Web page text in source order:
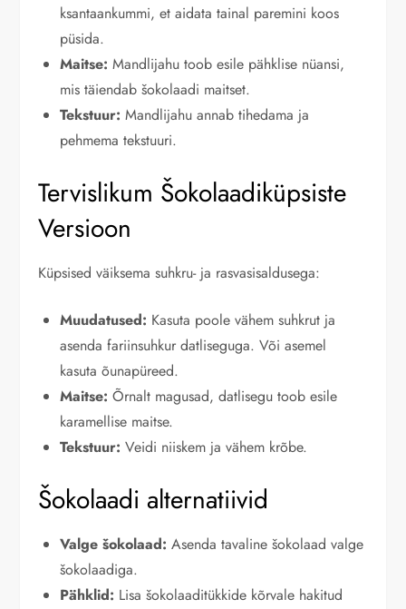
ksantaankummi, et aidata tainal paremini koos
püsida.
Maitse: Mandlijahu toob esile pähklise nüansi,
mis täiendab šokolaadi maitset.
Tekstuur: Mandlijahu annab tihedama ja
pehmema tekstuuri.
Tervislikum Šokolaadiküpsiste
Versioon
Küpsised väiksema suhkru- ja rasvasisaldusega:
Muudatused: Kasuta poole vähem suhkrut ja
asenda fariinsuhkur datliseguga. Või asemel
kasuta õunapüreed.
Maitse: Õrnalt magusad, datlisegu toob esile
karamellise maitse.
Tekstuur: Veidi niiskem ja vähem krõbe.
Šokolaadi alternatiivid
Valge šokolaad: Asenda tavaline šokolaad valge
šokolaadiga.
Pähklid: Lisa šokolaaditükkide kõrvale hakitud